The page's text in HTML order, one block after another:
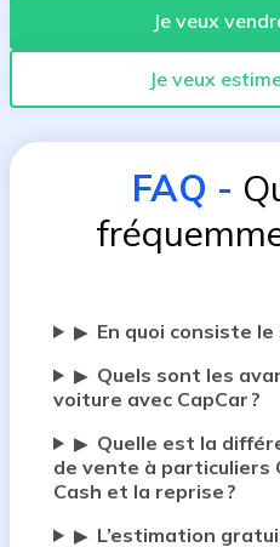
Je veux
Je veux
FAQ -
▶ En quoi consiste le
▶ Quels sont les
voiture avec CapCar ?
▶ Quelle est la
de vente à particuliers
Cash et la reprise ?
▶ L’estimation